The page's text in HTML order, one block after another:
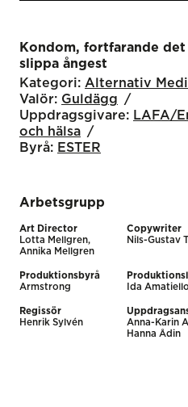
Kondom, fortfarande
slippa ångest
Kategori: Alternativ
Valör: Guldägg
Uppdragsgivare: LAFA/
och hälsa
Byrå: ESTER
Arbetsgrupp
Art Director
Lotta Mellgren,
Annika Mellgren
Copywriter
Nils-Gustav
Produktionsbyrå
Armstrong
Ida Amatiello
Regissör
Henrik Sylvén
Anna-Karin
Hanna Ådin